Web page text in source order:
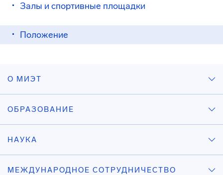
Залы и спортивные площадки
Положение
О МИЭТ
ОБРАЗОВАНИЕ
НАУКА
МЕЖДУНАРОДНОЕ СОТРУДНИЧЕСТВО